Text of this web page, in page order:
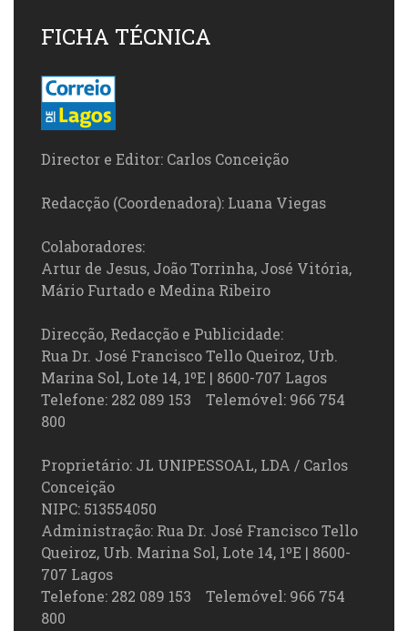
FICHA TÉCNICA
Director e Editor: Carlos Conceição
Redacção (Coordenadora): Luana Viegas
Colaboradores:
Artur de Jesus, João Torrinha, José Vitória,
Mário Furtado e Medina Ribeiro
Direcção, Redacção e Publicidade:
Rua Dr. José Francisco Tello Queiroz, Urb.
Marina Sol, Lote 14, 1ºE | 8600-707 Lagos
Telefone: 282 089 153 Telemóvel: 966 754
800
Proprietário: JL UNIPESSOAL, LDA / Carlos
Conceição
NIPC: 513554050
Administração: Rua Dr. José Francisco Tello
Queiroz, Urb. Marina Sol, Lote 14, 1ºE | 8600-
707 Lagos
Telefone: 282 089 153 Telemóvel: 966 754
800